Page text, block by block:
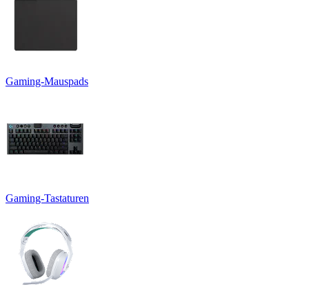
Gaming-Mauspads
Gaming-Tastaturen